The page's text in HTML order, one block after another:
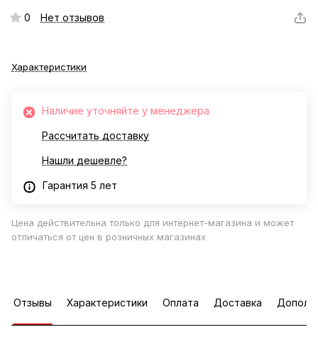
0 Нет отзывов
Характеристики
Наличие уточняйте у менеджера
Рассчитать доставку
Нашли дешевле?
Гарантия 5 лет
Цена действительна только для интернет-магазина и может
отличаться от цен в розничных магазинах
Отзывы Характеристики Оплата Доставка